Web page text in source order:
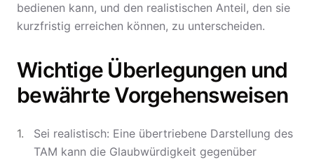
bedienen kann, und den realistischen Anteil, den sie
kurzfristig erreichen können, zu unterscheiden.
Wichtige Überlegungen und
bewährte Vorgehensweisen
Sei realistisch: Eine übertriebene Darstellung des
TAM kann die Glaubwürdigkeit gegenüber